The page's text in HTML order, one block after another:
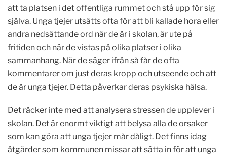
att ta platsen i det offentliga rummet och stå upp för sig
själva. Unga tjejer utsätts ofta för att bli kallade hora eller
andra nedsättande ord när de är i skolan, är ute på
fritiden och när de vistas på olika platser i olika
sammanhang. När de säger ifrån så får de ofta
kommentarer om just deras kropp och utseende och att
de är unga tjejer. Detta påverkar deras psykiska hälsa.
Det räcker inte med att analysera stressen de upplever i
skolan. Det är enormt viktigt att belysa alla de orsaker
som kan göra att unga tjejer mår dåligt. Det finns idag
åtgärder som kommunen missar att sätta in för att unga